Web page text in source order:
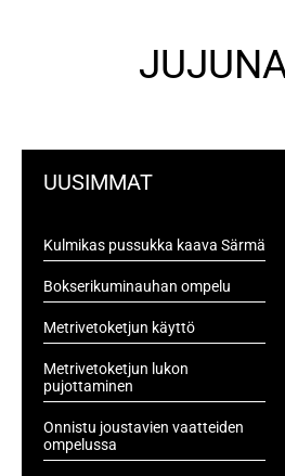
UUSIMMAT
Kulmikas pussukka kaava Särmä
Bokserikuminauhan ompelu
Metrivetoketjun käyttö
Metrivetoketjun lukon
pujottaminen
Onnistu joustavien vaatteiden
ompelussa